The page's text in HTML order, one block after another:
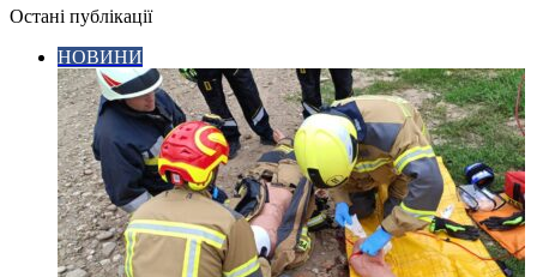
Остані публікації
НОВИНИ